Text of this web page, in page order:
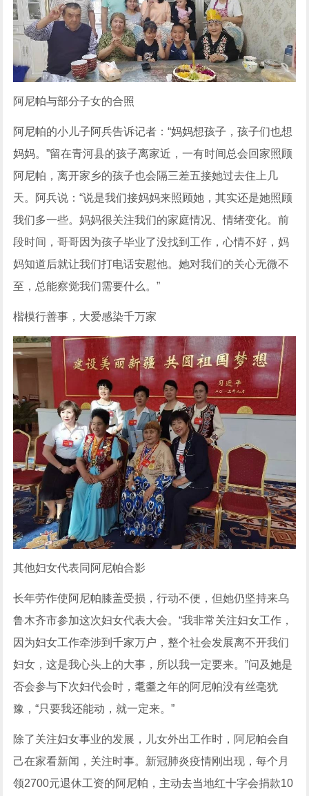
阿尼帕与部分子女的合照
阿尼帕的小儿子阿兵告诉记者：“妈妈想孩子，孩子们也想
妈妈。”留在青河县的孩子离家近，一有时间总会回家照顾
阿尼帕，离开家乡的孩子也会隔三差五接她过去住上几
天。阿兵说：“说是我们接妈妈来照顾她，其实还是她照顾
我们多一些。妈妈很关注我们的家庭情况、情绪变化。前
段时间，哥哥因为孩子毕业了没找到工作，心情不好，妈
妈知道后就让我们打电话安慰他。她对我们的关心无微不
至，总能察觉我们需要什么。”
楷模行善事，大爱感染千万家
其他妇女代表同阿尼帕合影
长年劳作使阿尼帕膝盖受损，行动不便，但她仍坚持来乌
鲁木齐市参加这次妇女代表大会。“我非常关注妇女工作，
因为妇女工作牵涉到千家万户，整个社会发展离不开我们
妇女，这是我心头上的大事，所以我一定要来。”问及她是
否会参与下次妇代会时，耄耋之年的阿尼帕没有丝毫犹
豫，“只要我还能动，就一定来。”
除了关注妇女事业的发展，儿女外出工作时，阿尼帕会自
己在家看新闻，关注时事。新冠肺炎疫情刚出现，每个月
领2700元退休工资的阿尼帕，主动去当地红十字会捐款10